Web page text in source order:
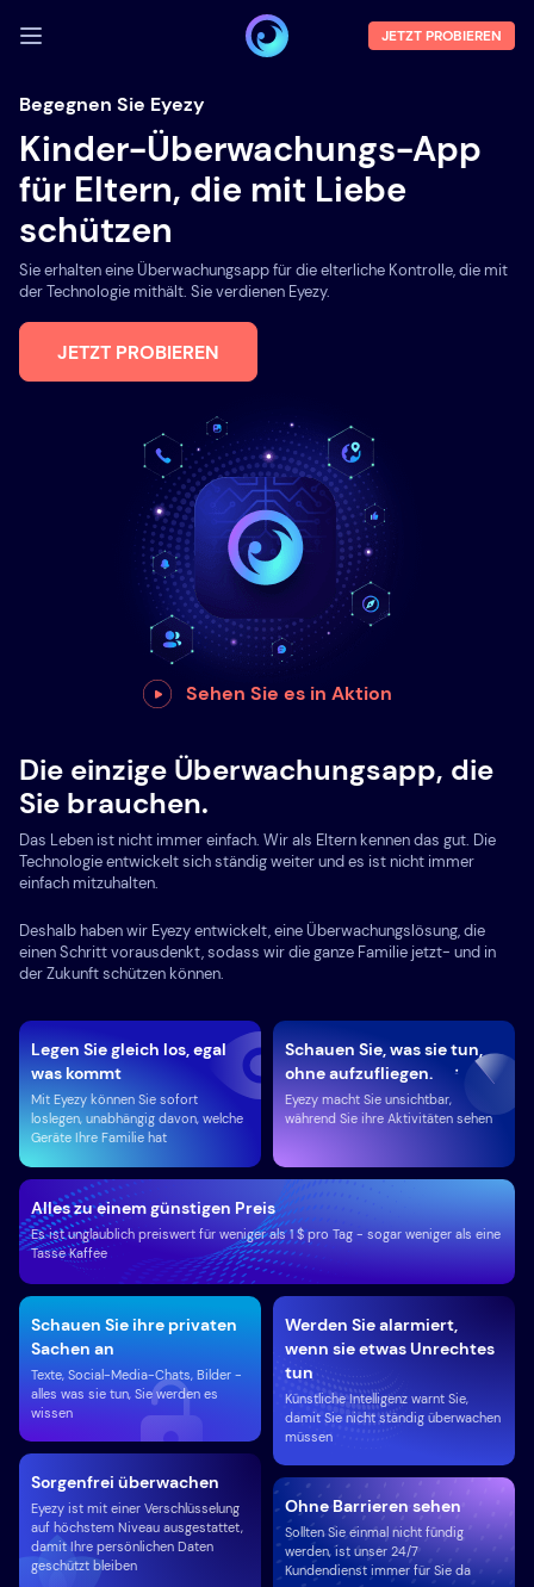
ANMELDEN
Demo
Funktionen
Über uns
Blog
JETZT PROBIEREN
Begegnen Sie Eyezy
Kinder-Überwachungs-App
für Eltern, die mit Liebe
schützen
Sie erhalten eine Überwachungsapp für die elterliche Kontrolle, die mit
der Technologie mithält. Sie verdienen Eyezy.
JETZT PROBIEREN
Sehen Sie es in Aktion
Die einzige Überwachungsapp, die
Sie brauchen.
Das Leben ist nicht immer einfach. Wir als Eltern kennen das gut. Die
Technologie entwickelt sich ständig weiter und es ist nicht immer
einfach mitzuhalten.
Deshalb haben wir Eyezy entwickelt, eine Überwachungslösung, die
einen Schritt vorausdenkt, sodass wir die ganze Familie jetzt- und in
der Zukunft schützen können.
Legen Sie gleich los, egal
was kommt
Mit Eyezy können Sie sofort
loslegen, unabhängig davon, welche
Geräte Ihre Familie hat
Schauen Sie, was sie tun,
ohne aufzufliegen.
Eyezy macht Sie unsichtbar,
während Sie ihre Aktivitäten sehen
Sorgenfrei überwachen
Eyezy ist mit einer Verschlüsselung
auf höchstem Niveau ausgestattet,
damit Ihre persönlichen Daten
geschützt bleiben
Schauen Sie ihre privaten
Sachen an
Texte, Social-Media-Chats, Bilder -
alles was sie tun, Sie werden es
wissen
Alles zu einem günstigen Preis
Es ist unglaublich preiswert für weniger als 1 $ pro Tag - sogar weniger als eine
Tasse Kaffee
Werden Sie alarmiert,
wenn sie etwas Unrechtes
tun
Künstliche Intelligenz warnt Sie,
damit Sie nicht ständig überwachen
müssen
Ohne Barrieren sehen
Sollten Sie einmal nicht fündig
werden, ist unser 24/7
Kundendienst immer für Sie da